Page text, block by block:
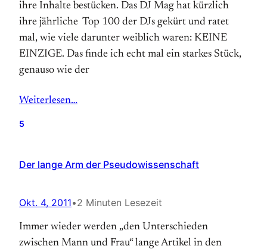
ihre Inhalte bestücken. Das DJ Mag hat kürzlich
ihre jährliche Top 100 der DJs gekürt und ratet
mal, wie viele darunter weiblich waren: KEINE
EINZIGE. Das finde ich echt mal ein starkes Stück,
genauso wie der
Weiterlesen…
5
Der lange Arm der Pseudowissenschaft
Okt. 4, 2011•2 Minuten Lesezeit
Immer wieder werden „den Unterschieden
zwischen Mann und Frau“ lange Artikel in den